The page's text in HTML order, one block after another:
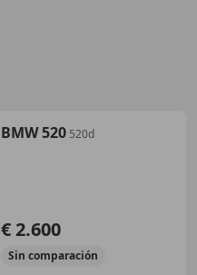
BMW 520 520d
€ 2.600
Sin comparación